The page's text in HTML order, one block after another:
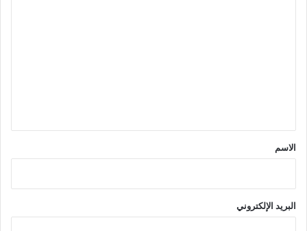
*الاسم
البريد الإلكتروني